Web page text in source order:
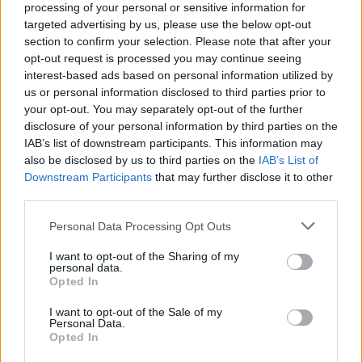
processing of your personal or sensitive information for
targeted advertising by us, please use the below opt-out
section to confirm your selection. Please note that after your
opt-out request is processed you may continue seeing
interest-based ads based on personal information utilized by
us or personal information disclosed to third parties prior to
your opt-out. You may separately opt-out of the further
disclosure of your personal information by third parties on the
IAB’s list of downstream participants. This information may
also be disclosed by us to third parties on the IAB’s List of
Downstream Participants that may further disclose it to other
Please note that this website/app uses one or more Google
not limited to your visit or usage behaviour. You may click to
grant or deny consent to Google and its third-party tags to
use your data for below specified purposes in below Google
consent section.
Personal Data Processing Opt Outs
I want to opt-out of the Sharing of my
personal data.
Opted In
I want to opt-out of the Sale of my
Personal Data.
Opted In
προέγκριση ισχύει για 60 ημέρες από τη
γνωστοποίησή της στον αιτούντα.
Το πιστωτικό ίδρυμα ενημερώνει τον αιτούντα
σχετικά με την οικονομική προέγκριση και τη
διάρκεια της ισχύος της. Εντός της σχετικής
προθεσμίας ο αιτών οφείλει να γνωστοποιήσει
στο πιστωτικό ίδρυμα το αιτούμενο ποσό
αγοράσει, και να προσκομίσει τα έγγραφα που
απαιτούνται, ώστε το πιστωτικό ίδρυμα να κάνει
τον απαραίτητο έλεγχο. Εφόσον η εν λόγω
προθεσμία παρέλθει άπρακτη, η οικονομική
προέγκριση παύει να ισχύει.